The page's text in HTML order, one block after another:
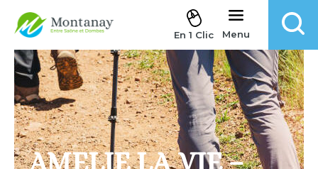
Aller au contenu
En 1 Clic Menu
AMELIE LA VIE –